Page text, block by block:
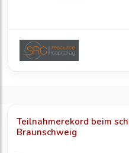
Teilnahmerekord beim
Braunschweig